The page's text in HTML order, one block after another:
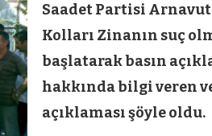
Saadet Partisi
Kolları Zinanın suç
başlatarak basın
hakkında bilgi veren
açıklaması şöyle oldu.